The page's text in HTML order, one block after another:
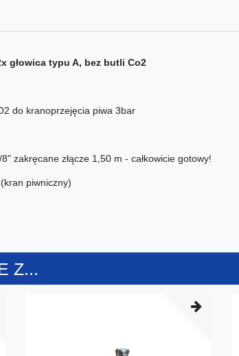
głowica typu A, bez butli Co2
do kranoprzejęcia piwa 3bar
zakręcane złącze 1,50 m - całkowicie gotowy!
piwniczny)
Z...